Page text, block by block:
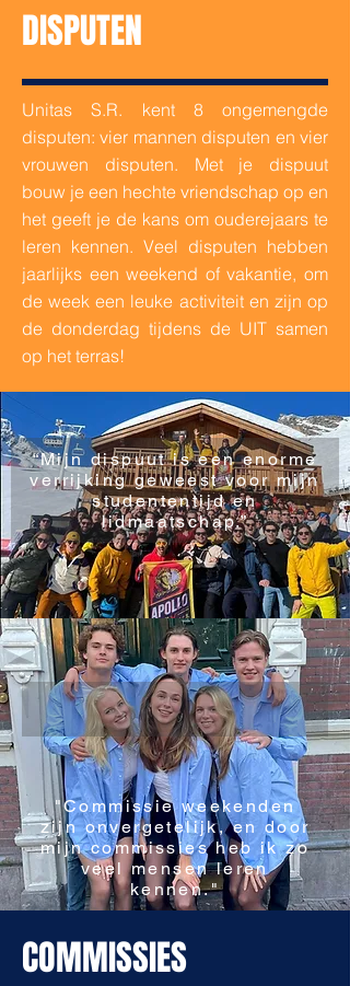
DISPUTEN
Unitas S.R. kent 8 ongemengde
disputen: vier mannen disputen en vier
vrouwen disputen. Met je dispuut
bouw je een hechte vriendschap op en
het geeft je de kans om ouderejaars te
leren kennen. Veel disputen hebben
jaarlijks een weekend of vakantie, om
de week een leuke activiteit en zijn op
de donderdag tijdens de UIT samen
op het terras!
“Mijn dispuut is een enorme
verrijking geweest voor mijn
studententijd en
lidmaatschap.”
"Commissie weekenden
zijn onvergetelijk, en door
mijn commissies heb ik zo
veel mensen leren
kennen."
COMMISSIES